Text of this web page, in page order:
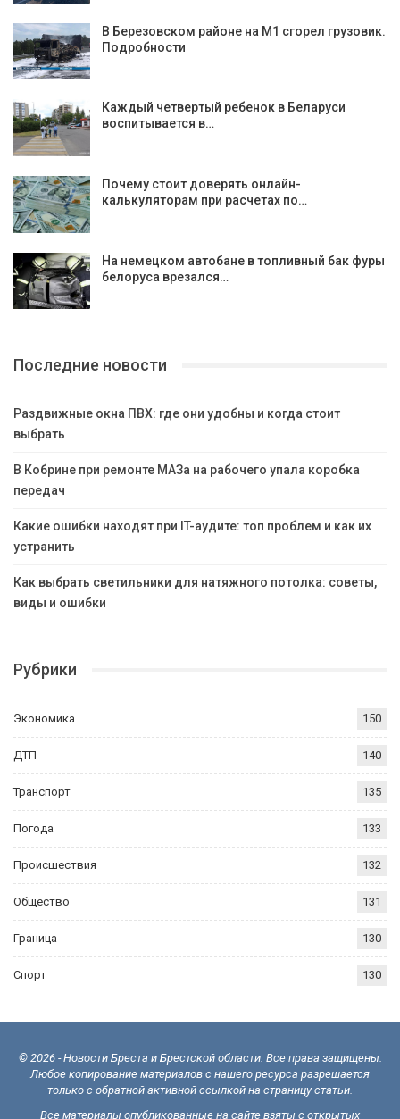
В Березовском районе на М1 сгорел грузовик.
Подробности
Каждый четвертый ребенок в Беларуси
воспитывается в…
Почему стоит доверять онлайн-
калькуляторам при расчетах по…
На немецком автобане в топливный бак фуры
белоруса врезался…
Последние новости
Раздвижные окна ПВХ: где они удобны и когда стоит
выбрать
В Кобрине при ремонте МАЗа на рабочего упала коробка
передач
Какие ошибки находят при IT-аудите: топ проблем и как их
устранить
Как выбрать светильники для натяжного потолка: советы,
виды и ошибки
Рубрики
Экономика 150
ДТП 140
Транспорт 135
Погода 133
Происшествия 132
Общество 131
Граница 130
Спорт 130
© 2026 - Новости Бреста и Брестской области. Все права защищены.
Любое копирование материалов с нашего ресурса разрешается
только с обратной активной ссылкой на страницу статьи.
Все материалы опубликованные на сайте взяты с открытых